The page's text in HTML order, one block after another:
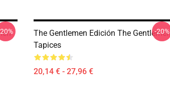
The Gentlemen Edición The Gentlemen
Tapices
20,14 € - 27,96 €
-20%